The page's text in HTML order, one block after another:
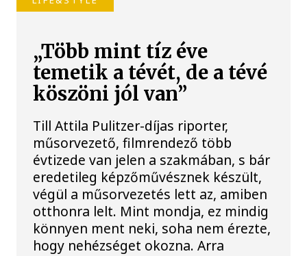
„Több mint tíz éve
temetik a tévét, de a tévé
köszöni jól van”
Till Attila Pulitzer-díjas riporter,
műsorvezető, filmrendező több
évtizede van jelen a szakmában, s bár
eredetileg képzőművésznek készült,
végül a műsorvezetés lett az, amiben
otthonra lelt. Mint mondja, ez mindig
könnyen ment neki, soha nem érezte,
hogy nehézséget okozna. Arra